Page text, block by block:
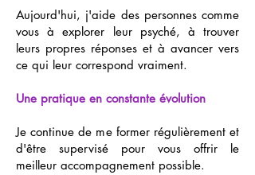
Aujourd'hui, j'aide des personnes comme
vous à explorer leur psyché, à trouver
leurs propres réponses et à avancer vers
ce qui leur correspond vraiment.
Une pratique en constante évolution
Je continue de me former régulièrement et
d'être supervisé pour vous offrir le
meilleur accompagnement possible.